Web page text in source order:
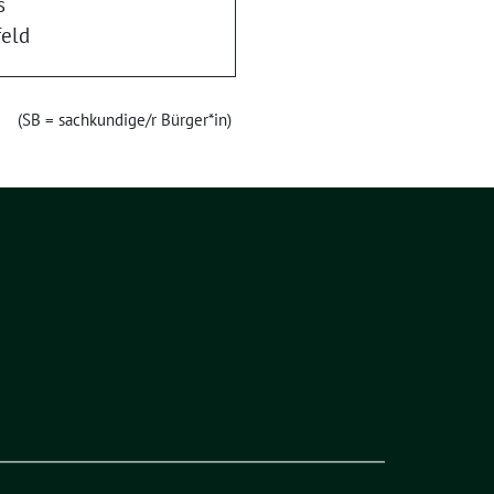
(SB = sachkundige/r Bürger*in)